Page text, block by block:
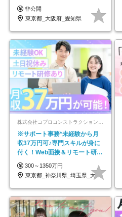
京・大阪・名古屋
非公開
東京都_大阪府_愛知県
株式会社コプロコンストラクション【東証プライム上場コプロ・ホールディングス子会社】
※サポート事務*未経験から月
収37万円可♪専門スキルが身に
付く！Web面接＆リモート研修
も充実♪/a
300～1350万円
東京都_神奈川県_埼玉県_大阪府_愛知県…